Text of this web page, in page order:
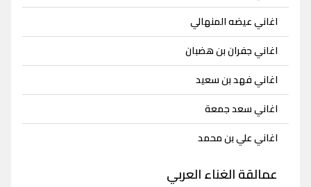
اغاني عيضه المنهالي
اغاني جفران بن هضبان
اغاني فهد بن سعيد
اغاني سعد جمعة
اغاني علي بن محمد
عمالقة الغناء العربي